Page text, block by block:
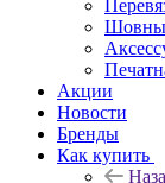
Акции
Новости
Бренды
Как купить